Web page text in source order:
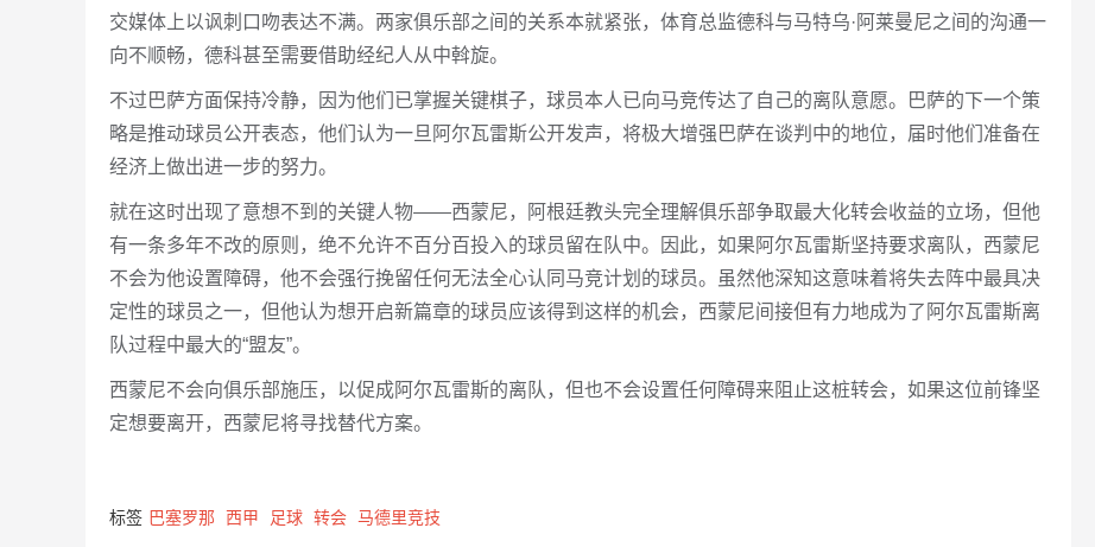
交媒体上以讽刺口吻表达不满。两家俱乐部之间的关系本就紧张，体育总监德科与马特乌·阿莱曼尼之间的沟通一
向不顺畅，德科甚至需要借助经纪人从中斡旋。
不过巴萨方面保持冷静，因为他们已掌握关键棋子，球员本人已向马竞传达了自己的离队意愿。巴萨的下一个策
略是推动球员公开表态，他们认为一旦阿尔瓦雷斯公开发声，将极大增强巴萨在谈判中的地位，届时他们准备在
经济上做出进一步的努力。
就在这时出现了意想不到的关键人物——西蒙尼，阿根廷教头完全理解俱乐部争取最大化转会收益的立场，但他
有一条多年不改的原则，绝不允许不百分百投入的球员留在队中。因此，如果阿尔瓦雷斯坚持要求离队，西蒙尼
不会为他设置障碍，他不会强行挽留任何无法全心认同马竞计划的球员。虽然他深知这意味着将失去阵中最具决
定性的球员之一，但他认为想开启新篇章的球员应该得到这样的机会，西蒙尼间接但有力地成为了阿尔瓦雷斯离
队过程中最大的“盟友”。
西蒙尼不会向俱乐部施压，以促成阿尔瓦雷斯的离队，但也不会设置任何障碍来阻止这桩转会，如果这位前锋坚
定想要离开，西蒙尼将寻找替代方案。
标签 巴塞罗那 西甲 足球 转会 马德里竞技